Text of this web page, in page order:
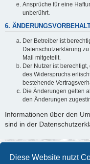
Diese Website nutzt
Ansprüche für eine
unberührt.
6.
Der Betreiber ist
Datenschutzerklärung
Mail mitgeteilt.
Der Nutzer ist
des Widerspruchs
bestehende
Die Änderungen gelten
den Änderungen
Informationen über den
sind in der